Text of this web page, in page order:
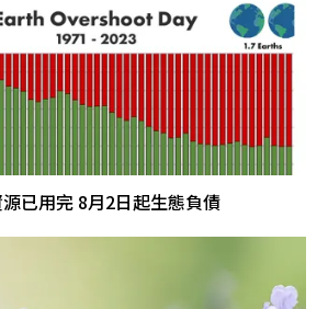
已用完 8月2日起生態負債